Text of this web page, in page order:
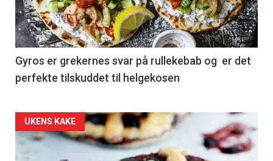
Gyros er grekernes svar på rullekebab og er det
perfekte tilskuddet til helgekosen
Forsiden
akkurat
UKENS KAKE